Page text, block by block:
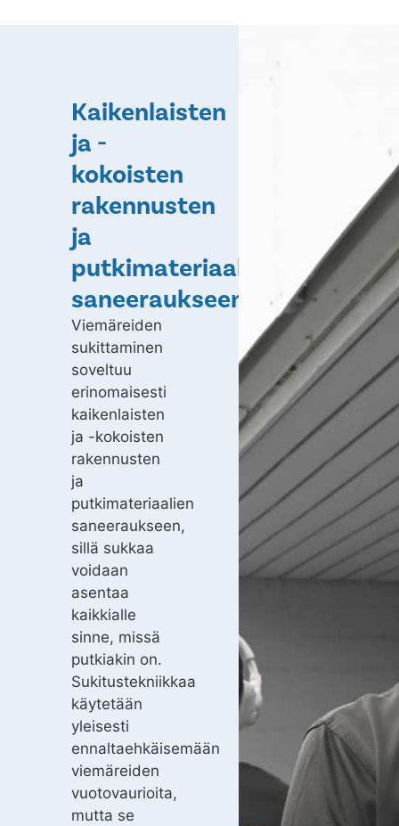
Kaikenlaisten
ja -
kokoisten
rakennusten
ja
putkimateriaalien
saneeraukseen
Viemäreiden
sukittaminen
soveltuu
erinomaisesti
kaikenlaisten
ja -kokoisten
rakennusten
ja
putkimateriaalien
saneeraukseen,
sillä sukkaa
voidaan
asentaa
kaikkialle
sinne, missä
putkiakin on.
Sukitustekniikkaa
käytetään
yleisesti
ennaltaehkäisemään
viemäreiden
vuotovaurioita,
mutta se